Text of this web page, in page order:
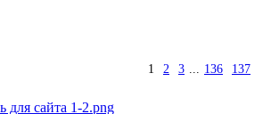
1 2 3 136 137